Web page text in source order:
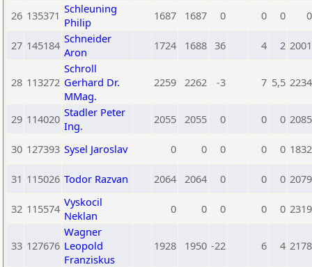
26 135371 Schleuning
Philip
1687 1687 0 0 0 0
27 145184 Schneider
Aron
1724 1688 36 4 2 2001
28 113272
Schroll
Gerhard Dr.
MMag.
2259 2262 -3 7 5,5 2234
29 114020 Stadler Peter
Ing.
2055 2055 0 0 0 2085
30 127393 Sysel Jaroslav 0 0 0 0 0 1832
31 115026 Todor Razvan 2064 2064 0 0 0 2079
32 115574 Vyskocil
Neklan
0 0 0 0 0 2319
33 127676
Wagner
Leopold
Franziskus
1928 1950 -22 6 4 2178